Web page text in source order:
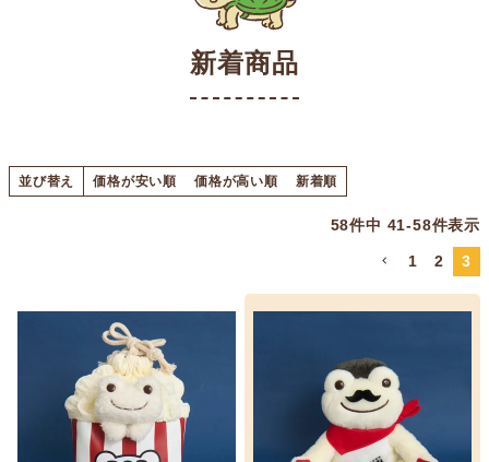
新着商品
並び替え 価格が安い順 価格が高い順 新着順
58件中 41-58件表示
1 2 3